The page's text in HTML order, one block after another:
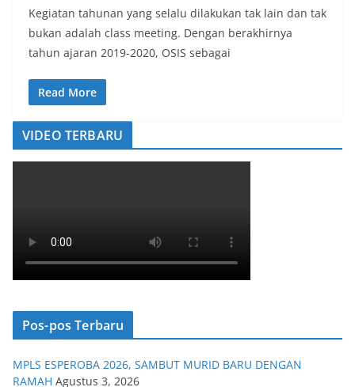
Kegiatan tahunan yang selalu dilakukan tak lain dan tak
bukan adalah class meeting. Dengan berakhirnya
tahun ajaran 2019-2020, OSIS sebagai
Read More
VIDEO TERBARU
Pos-pos Terbaru
MPLS ESPEROBA 2026, SAMBUT MURID BARU DENGAN
RAMAH Agustus 3, 2026